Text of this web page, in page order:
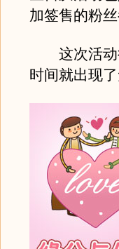
加签售的粉
这次活动
时间就出现了